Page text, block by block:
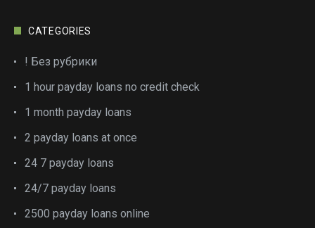
CATEGORIES
! Без рубрики
1 hour payday loans no credit check
1 month payday loans
2 payday loans at once
24 7 payday loans
24/7 payday loans
2500 payday loans online